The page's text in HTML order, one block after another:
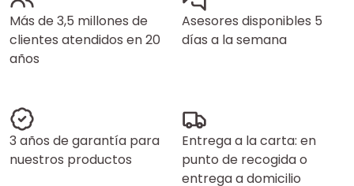
Más de 3,5 millones de
clientes atendidos en 20
años
Asesores disponibles 5
días a la semana
3 años de garantía para
nuestros productos
Entrega a la carta: en
punto de recogida o
entrega a domicilio